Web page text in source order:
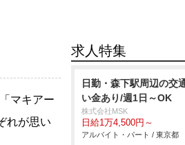
マキアー
れが思い
求人特集
日勤・森下駅周辺の交
い金あり/週1日～OK
株式会社MSK
日給1万4,500円～
アルバイト・パート / 東京都